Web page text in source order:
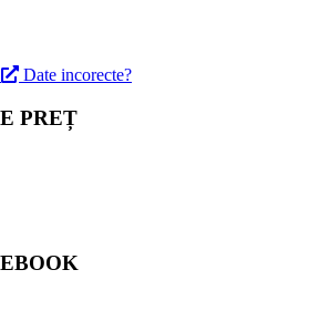
Date incorecte?
PREȚ